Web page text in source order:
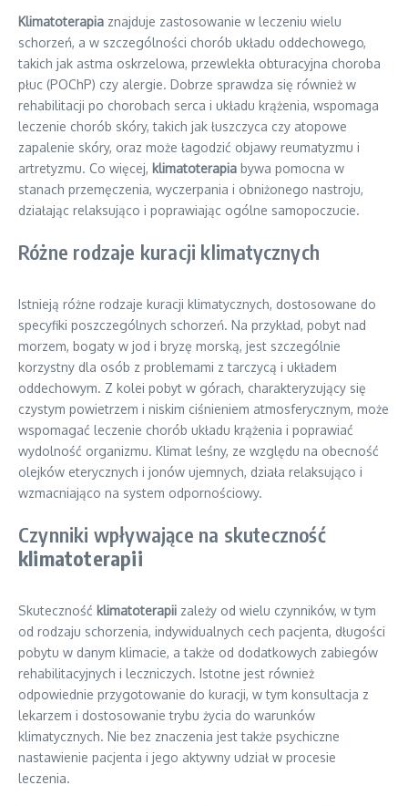
Klimatoterapia znajduje zastosowanie w leczeniu wielu
schorzeń, a w szczególności chorób układu oddechowego,
takich jak astma oskrzelowa, przewlekła obturacyjna choroba
płuc (POChP) czy alergie. Dobrze sprawdza się również w
rehabilitacji po chorobach serca i układu krążenia, wspomaga
leczenie chorób skóry, takich jak łuszczyca czy atopowe
zapalenie skóry, oraz może łagodzić objawy reumatyzmu i
artretyzmu. Co więcej, klimatoterapia bywa pomocna w
stanach przemęczenia, wyczerpania i obniżonego nastroju,
działając relaksująco i poprawiając ogólne samopoczucie.
Różne rodzaje kuracji klimatycznych
Istnieją różne rodzaje kuracji klimatycznych, dostosowane do
specyfiki poszczególnych schorzeń. Na przykład, pobyt nad
morzem, bogaty w jod i bryzę morską, jest szczególnie
korzystny dla osób z problemami z tarczycą i układem
oddechowym. Z kolei pobyt w górach, charakteryzujący się
czystym powietrzem i niskim ciśnieniem atmosferycznym, może
wspomagać leczenie chorób układu krążenia i poprawiać
wydolność organizmu. Klimat leśny, ze względu na obecność
olejków eterycznych i jonów ujemnych, działa relaksująco i
wzmacniająco na system odpornościowy.
Czynniki wpływające na skuteczność
klimatoterapii
Skuteczność klimatoterapii zależy od wielu czynników, w tym
od rodzaju schorzenia, indywidualnych cech pacjenta, długości
pobytu w danym klimacie, a także od dodatkowych zabiegów
rehabilitacyjnych i leczniczych. Istotne jest również
odpowiednie przygotowanie do kuracji, w tym konsultacja z
lekarzem i dostosowanie trybu życia do warunków
klimatycznych. Nie bez znaczenia jest także psychiczne
nastawienie pacjenta i jego aktywny udział w procesie
leczenia.